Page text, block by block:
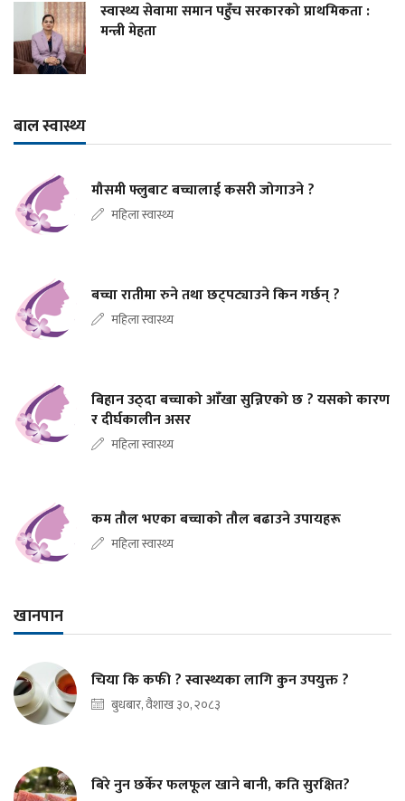
स्वास्थ्य सेवामा समान पहुँच सरकारको प्राथमिकता :
मन्त्री मेहता
बाल स्वास्थ्य
मौसमी फ्लुबाट बच्चालाई कसरी जोगाउने ?
महिला स्वास्थ्य
बच्चा रातीमा रुने तथा छट्पट्याउने किन गर्छन् ?
महिला स्वास्थ्य
बिहान उठ्दा बच्चाको आँखा सुन्निएको छ ? यसको कारण
र दीर्घकालीन असर
महिला स्वास्थ्य
कम तौल भएका बच्चाको तौल बढाउने उपायहरू
महिला स्वास्थ्य
खानपान
चिया कि कफी ? स्वास्थ्यका लागि कुन उपयुक्त ?
बुधबार, वैशाख ३०, २०८३
बिरे नुन छर्केर फलफूल खाने बानी, कति सुरक्षित?